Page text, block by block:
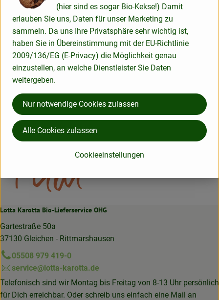
Produktdatenblatt
Herkunft
Hersteller: SMI
Frankreich
Savon du Midi
Lotta Karotta Bio-Lieferservice OHG
Gartestraße 50a
37130 Gleichen - Rittmarshausen
05508 979 419-0
service@lotta-karotta.de
Telefonisch sind wir Montag bis Freitag von 8-13 Uhr persönlich
für Dich erreichbar. Oder schreib uns einfach eine Mail an
(hier sind es sogar Bio-Kekse!) Damit
erlauben Sie uns, Daten für unser Marketing zu
sammeln. Da uns Ihre Privatsphäre sehr wichtig ist,
haben Sie in Übereinstimmung mit der EU-Richtlinie
2009/136/EG (E-Privacy) die Möglichkeit genau
einzustellen, an welche Dienstleister Sie Daten
weitergeben.
Cookieeinstellungen
Nur notwendige Cookies zulassen
Alle Cookies zulassen